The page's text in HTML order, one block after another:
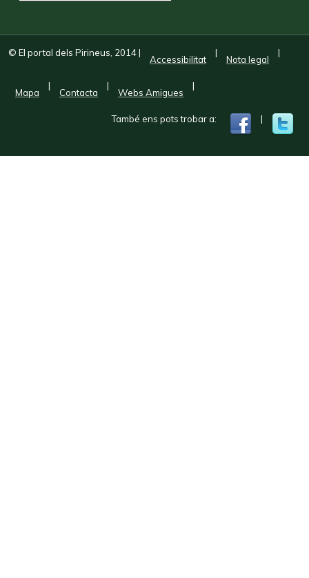
© El portal dels Pirineus, 2014|
Accessibilitat
|
Nota legal
|
Mapa
|
Contacta
|
Webs Amigues
|
També ens pots trobar a: |